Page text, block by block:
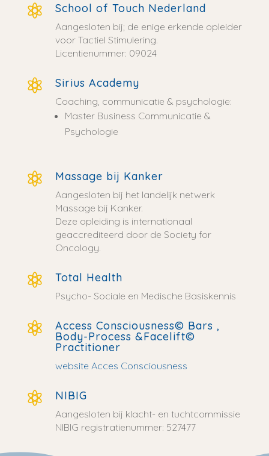
 School of Touch Nederland
Aangesloten bij; de enige erkende opleider
voor Tactiel Stimulering.
Licentienummer: 09024
 Sirius Academy
Coaching, communicatie & psychologie:
Master Business Communicatie &
Psychologie
 Massage bij Kanker
Aangesloten bij het landelijk netwerk
Massage bij Kanker.
Deze opleiding is internationaal
geaccrediteerd door de Society for
Oncology.
 Total Health
Psycho- Sociale en Medische Basiskennis
 Access Consciousness© Bars ,
Body-Process &Facelift©
Practitioner
website Acces Consciousness
 NIBIG
Aangesloten bij klacht- en tuchtcommissie
NIBIG registratienummer: 527477